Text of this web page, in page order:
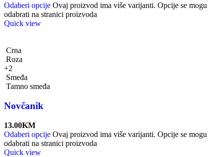
Odaberi opcije Ovaj proizvod ima više varijanti. Opcije se mogu
odabrati na stranici proizvoda
Quick view
Crna
Roza
+2
Smeđa
Tamno smeđa
Novčanik
13.00KM
Odaberi opcije Ovaj proizvod ima više varijanti. Opcije se mogu
odabrati na stranici proizvoda
Quick view